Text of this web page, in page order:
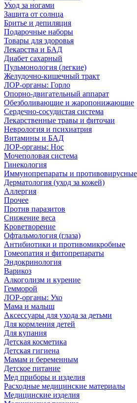
Уход за ногами
Защита от солнца
Бритье и депиляция
Подарочные наборы
Товары для здоровья
Лекарства и БАД
Диабет сахарный
Пульмонология (легкие)
Желудочно-кишечный тракт
ЛОР-органы: Горло
Опорно-двигательный аппарат
Обезболивающие и жаропонижающие
Сердечно-сосудистая система
Лекарственные травы и фиточаи
Неврология и психиатрия
Витамины и БАД
ЛОР-органы: Нос
Мочеполовая система
Гинекология
Иммунопрепараты и противовирусные
Дерматология (уход за кожей)
Аллергия
Прочее
Против паразитов
Снижение веса
Кроветворение
Офтальмология (глаза)
Антибиотики и противомикробные
Гомеопатия и фитопрепараты
Эндокринология
Варикоз
Алкоголизм и курение
Гемморой
ЛОР-органы: Ухо
Мама и малыш
Аксессуары для ухода за детьми
Для кормления детей
Для купания
Детская косметика
Детская гигиена
Мамам и беременным
Детское питание
Мед приборы и изделия
Расходные медицинские материалы
Медицинские изделия